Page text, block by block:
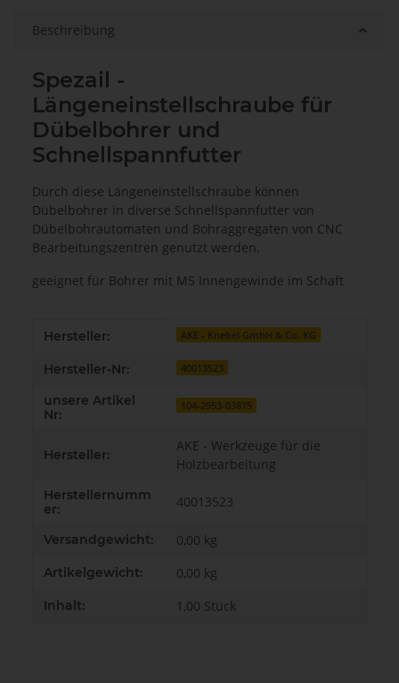
Beschreibung
Spezail -
Längeneinstellschraube für
Dübelbohrer und
Schnellspannfutter
Durch diese Längeneinstellschraube können
Dübelbohrer in diverse Schnellspannfutter von
Dübelbohrautomaten und Bohraggregaten von CNC
Bearbeitungszentren genutzt werden.
geeignet für Bohrer mit M5 Innengewinde im Schaft
Produkteigenschaft
Wert
Hersteller: AKE - Knebel GmbH & Co. KG
Hersteller-Nr: 40013523
unsere Artikel
Nr:
104-2953-03875
Hersteller:
AKE - Werkzeuge für die
Holzbearbeitung
Herstellernumm
er:
40013523
Versandgewicht: 0,00 kg
Artikelgewicht: 0,00 kg
Inhalt: 1,00 Stück